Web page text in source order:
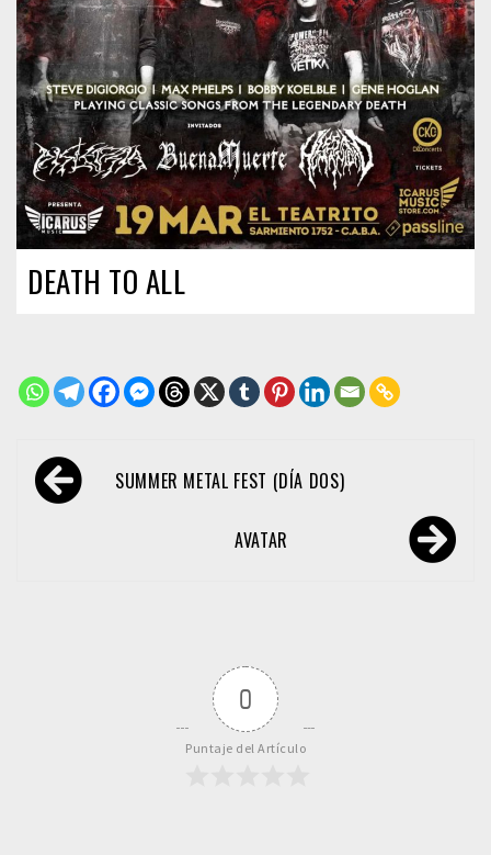
DEATH TO ALL
Navegación
de SUMMER METAL FEST (DÍA DOS)
AVATAR
0
Puntaje del Artículo